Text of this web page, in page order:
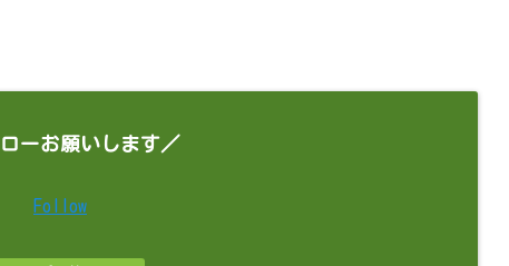
ーお願いします／
Follow